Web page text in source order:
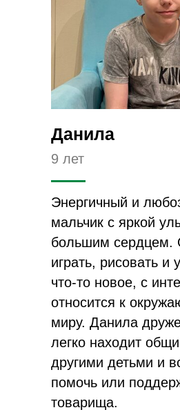
Данила
9 лет
Энергичный и
мальчик с яркой
большим сердцем.
играть, рисовать и
что-то новое, с
относится к
миру. Данила
легко находит
другими детьми и
помочь или
товарища.